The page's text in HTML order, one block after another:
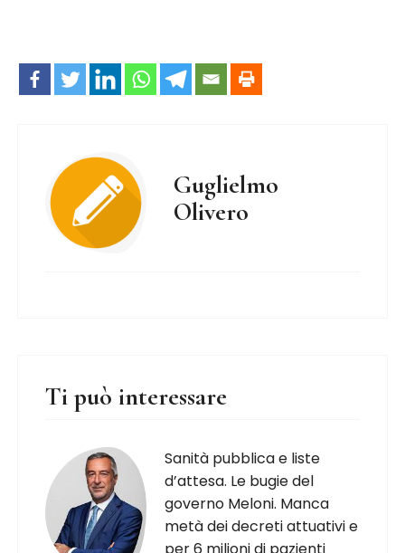
Guglielmo
Olivero
Ti può interessare
Sanità pubblica e liste
d’attesa. Le bugie del
governo Meloni. Manca
metà dei decreti attuativi e